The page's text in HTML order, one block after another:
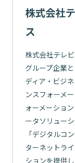
株式会社
ス
株式会社テレ
グループ企業
ディア・ビジ
ンスフォーメ
ォーメーショ
ータソリュー
「デジタルコ
ターネットラ
ションを提供し